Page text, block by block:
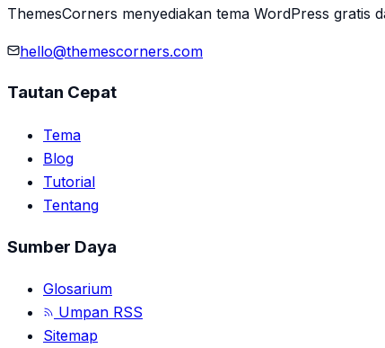
ThemesCorners menyediakan tema WordPress gratis
hello@themescorners.com
Tautan Cepat
Tema
Blog
Tutorial
Tentang
Sumber Daya
Glosarium
Umpan RSS
Sitemap